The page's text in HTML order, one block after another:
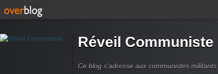
Réveil Communiste
Ce blog s'adresse aux communistes